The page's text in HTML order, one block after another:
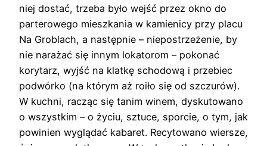
niej dostać, trzeba było wejść przez okno do
parterowego mieszkania w kamienicy przy placu
Na Groblach, a następnie – niepostrzeżenie, by
nie narażać się innym lokatorom – pokonać
korytarz, wyjść na klatkę schodową i przebiec
podwórko (na którym aż roiło się od szczurów).
W kuchni, racząc się tanim winem, dyskutowano
o wszystkim – o życiu, sztuce, sporcie, o tym, jak
powinien wyglądać kabaret. Recytowano wiersze,